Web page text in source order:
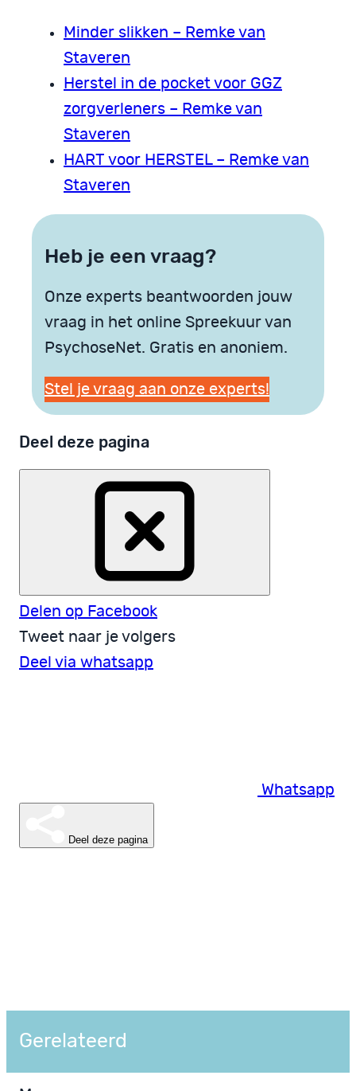
Minder slikken – Remke van
Staveren
Herstel in de pocket voor GGZ
zorgverleners – Remke van
Staveren
HART voor HERSTEL – Remke van
Staveren
Heb je een vraag?
Onze experts beantwoorden jouw
vraag in het online Spreekuur van
PsychoseNet. Gratis en anoniem.
Stel je vraag aan onze experts!
Deel deze pagina
Delen op Facebook
Tweet naar je volgers
Deel via whatsapp
Whatsapp
Deel deze pagina
Gerelateerd